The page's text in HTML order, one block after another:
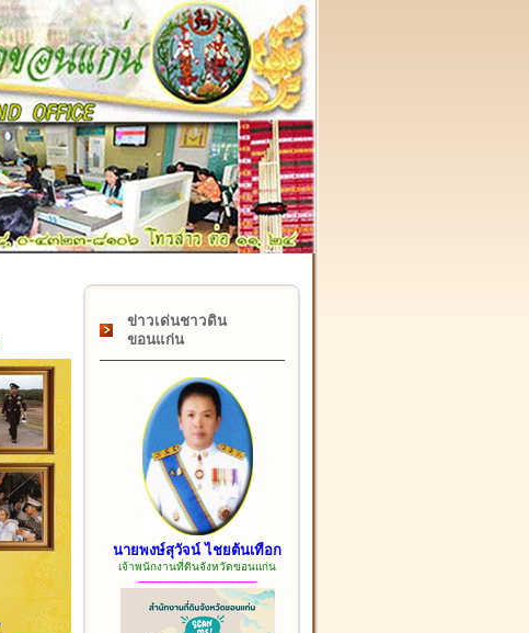
๑๗ กุมภาพันธ์ "วันคล้ายวันสถาปนากรมที่ดิน" ครบรอบ ๑๒๒
ข่าวเด่นชาวดิน
ขอนแก่น
นายพงษ์สุวัจน์ ไชยต้นเทือก
เจ้าพนักงานที่ดินจังหวัดขอนแก่น
------------------------------------